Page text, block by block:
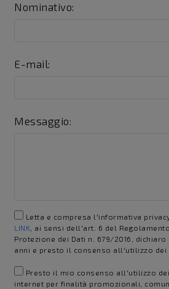
Nominativo:
E-mail:
Messaggio:
Letta e compresa l'informativa
LINK , ai sensi dell'art. 6 del
Protezione dei Dati n. 679/2016,
anni e presto il consenso all'utilizzo dei
Presto il mio consenso all'utilizzo
internet per finalità promozionali,